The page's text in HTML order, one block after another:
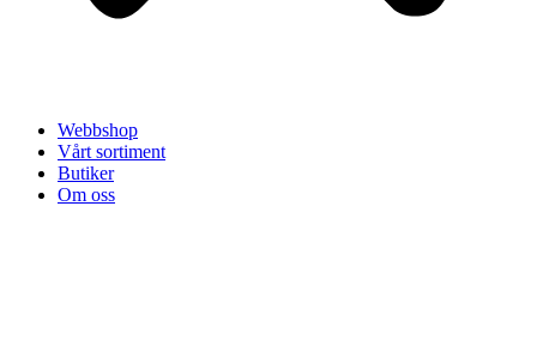
Webbshop
Vårt sortiment
Butiker
Om oss